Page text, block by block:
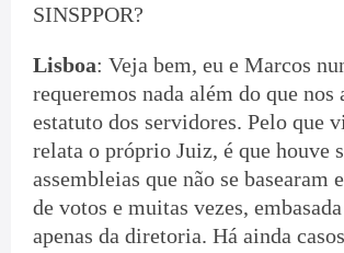
SINSPPOR?
Lisboa: Veja bem, eu e Marcos
requeremos nada além do que nos
estatuto dos servidores. Pelo que
relata o próprio Juiz, é que houve
assembleias que não se basearam
de votos e muitas vezes,
apenas da diretoria. Há ainda